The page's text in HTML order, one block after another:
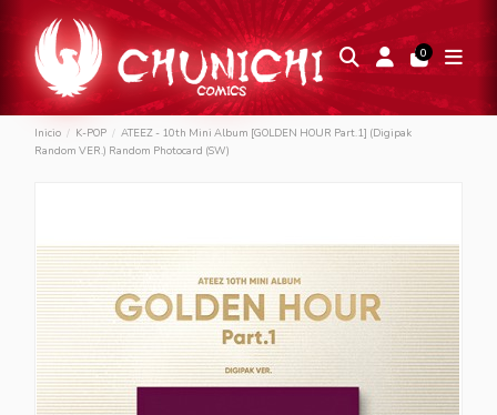
0
Inicio K-POP
ATEEZ - 10th Mini Album [GOLDEN HOUR Part.1] (Digipak
Random VER.) Random Photocard (SW)